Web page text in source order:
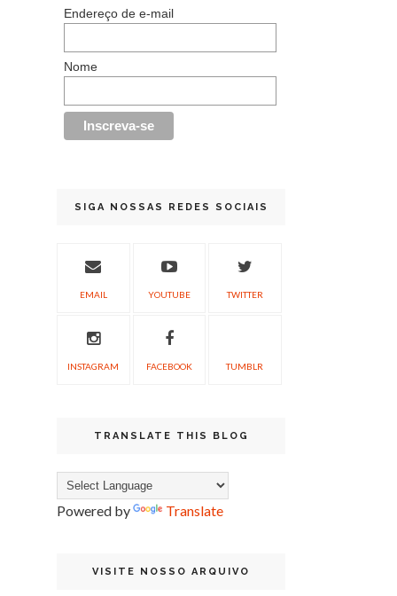
Endereço de e-mail
Nome
SIGA NOSSAS REDES SOCIAIS
EMAIL YOUTUBE TWITTER
INSTAGRAM FACEBOOK TUMBLR
TRANSLATE THIS BLOG
Powered by Translate
VISITE NOSSO ARQUIVO